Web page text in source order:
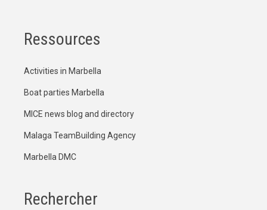
Ressources
Activities in Marbella
Boat parties Marbella
MICE news blog and directory
Malaga TeamBuilding Agency
Marbella DMC
Rechercher